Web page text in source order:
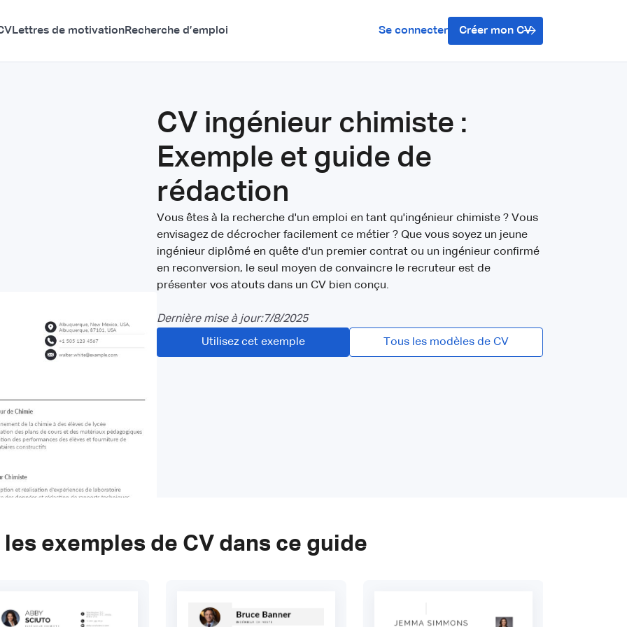
Lettres de motivationRecherche d’emploi Se connecter Créer mon CV
CV ingénieur chimiste :
Exemple et guide de
rédaction
Vous êtes à la recherche d'un emploi en tant qu'ingénieur chimiste ? Vous
envisagez de décrocher facilement ce métier ? Que vous soyez un jeune
ingénieur diplômé en quête d'un premier contrat ou un ingénieur confirmé
en reconversion, le seul moyen de convaincre le recruteur est de
présenter vos atouts dans un CV bien conçu.
Dernière mise à jour:7/8/2025
Utilisez cet exemple Tous les modèles de CV
exemples de CV dans ce guide